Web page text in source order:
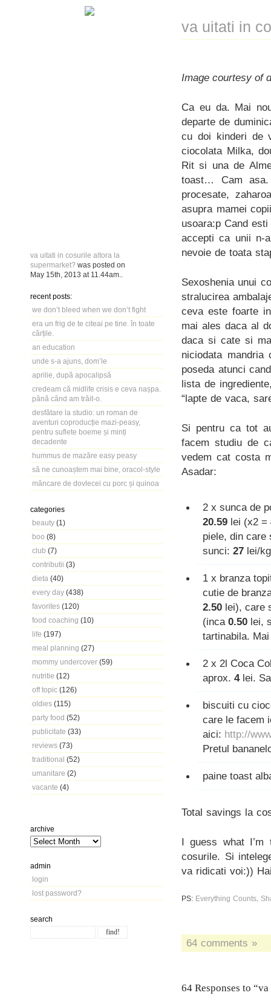
va uitati in cosurile altora la
supermarket? was posted on
May 15th, 2013 at 11.44am
recent posts:
we don’t bleed when we don’t fight
era un frig de te citeai pe tine. în toate
cărțile.
an education
unde s-a ajuns, dom’le
aprilie, după apocalipsă
credeam că midlife crisis e ceva nașpa.
până când am trăit-o.
desfătare la studio: un roman de
aventuri coproducție mazi-peasy,
pentru suflete boeme și minți
decadente
hummus de mazăre easy peasy
să ne cunoaștem mai bine, oracol-style
mâncare de dovlecei cu porc și quinoa
categories
beauty (1)
boo (8)
club (7)
contributii (3)
dieta (40)
every day (438)
favorites (120)
food coaching (10)
life (197)
meal planning (27)
mommy undercover (59)
nutritie (12)
off topic (126)
oldies (115)
party food (52)
publicitate (33)
reviews (73)
traditional (52)
umanitare (2)
vacante (4)
archive
admin
login
lost password?
search
va uitati in
Image courtesy of
Ca eu da. Mai
departe de
cu doi kinderi de
ciocolata Milka,
Rit si una de
toast… Cam
procesate,
asupra mamei
usoara:p Cand
accepti ca unii n-
nevoie de toata
Sexoshenia unui
stralucirea
ceva este foarte
mai ales daca al
daca si cate si
niciodata
poseda atunci
lista de
“lapte de vaca,
Si pentru ca tot
facem studiu de
vedem cat costa
Asadar:
2 x sunca de
20.59 lei (x2 =
piele, din care
sunci: 27 lei/
1 x branza
cutie de
2.50 lei), care
(inca 0.50 lei,
tartinabila.
2 x 2l Coca
aprox. 4lei.
biscuiti cu
care le facem
aici: http://
Pretul
paine toast
Total savings la
I guess what
cosurile. Si
va ridicati voi:))
PS: Everything Counts
64 comments »
64 Responses to